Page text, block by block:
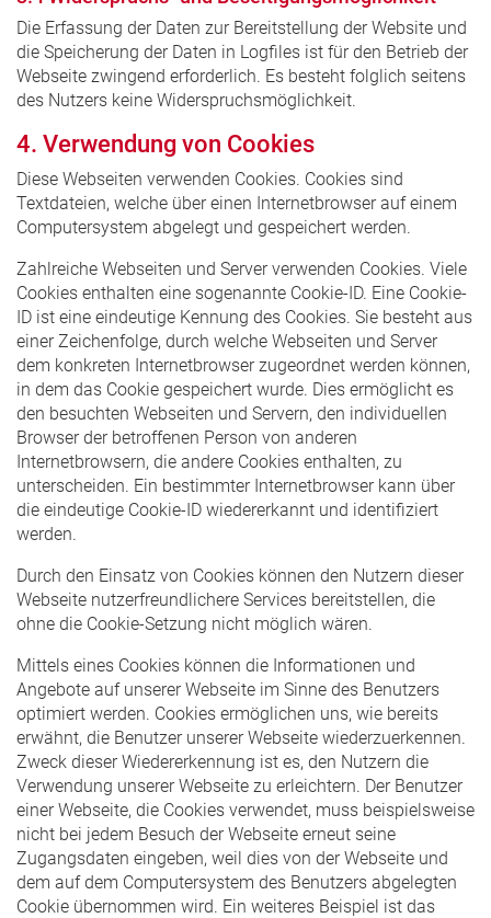
Die Erfassung der Daten zur Bereitstellung der Website und
die Speicherung der Daten in Logfiles ist für den Betrieb der
Webseite zwingend erforderlich. Es besteht folglich seitens
des Nutzers keine Widerspruchsmöglichkeit.
4. Verwendung von Cookies
Diese Webseiten verwenden Cookies. Cookies sind
Textdateien, welche über einen Internetbrowser auf einem
Computersystem abgelegt und gespeichert werden.
Zahlreiche Webseiten und Server verwenden Cookies. Viele
Cookies enthalten eine sogenannte Cookie-ID. Eine Cookie-
ID ist eine eindeutige Kennung des Cookies. Sie besteht aus
einer Zeichenfolge, durch welche Webseiten und Server
dem konkreten Internetbrowser zugeordnet werden können,
in dem das Cookie gespeichert wurde. Dies ermöglicht es
den besuchten Webseiten und Servern, den individuellen
Browser der betroffenen Person von anderen
Internetbrowsern, die andere Cookies enthalten, zu
unterscheiden. Ein bestimmter Internetbrowser kann über
die eindeutige Cookie-ID wiedererkannt und identifiziert
werden.
Durch den Einsatz von Cookies können den Nutzern dieser
Webseite nutzerfreundlichere Services bereitstellen, die
ohne die Cookie-Setzung nicht möglich wären.
Mittels eines Cookies können die Informationen und
Angebote auf unserer Webseite im Sinne des Benutzers
optimiert werden. Cookies ermöglichen uns, wie bereits
erwähnt, die Benutzer unserer Webseite wiederzuerkennen.
Zweck dieser Wiedererkennung ist es, den Nutzern die
Verwendung unserer Webseite zu erleichtern. Der Benutzer
einer Webseite, die Cookies verwendet, muss beispielsweise
nicht bei jedem Besuch der Webseite erneut seine
Zugangsdaten eingeben, weil dies von der Webseite und
dem auf dem Computersystem des Benutzers abgelegten
Cookie übernommen wird. Ein weiteres Beispiel ist das